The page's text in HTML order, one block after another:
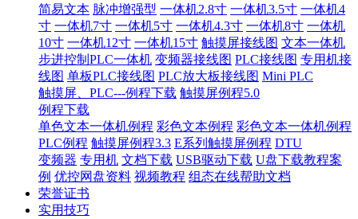
简易文本 脉冲增强型 一体机2.8寸 一体机3.5寸 一体机4
寸 一体机7寸 一体机5寸 一体机4.3寸 一体机8寸 一体机
10寸 一体机12寸 一体机15寸 触摸屏接线图 文本一体机
步进控制PLC一体机 变频器接线图 PLC接线图 专用机接
线图 单板PLC接线图 PLC放大板接线图 Mini PLC
触摸屏、PLC---例程下载 触摸屏例程5.0
例程下载
单色文本一体机例程 彩色文本例程 彩色文本一体机例程
PLC例程 触摸屏例程3.3 E系列触摸屏例程 DTU
变频器 专用机 文档下载 USB驱动下载 U盘下载教程案
例 优控网盘资料 视频教程 组态在线帮助文档
荣誉证书
实用技巧